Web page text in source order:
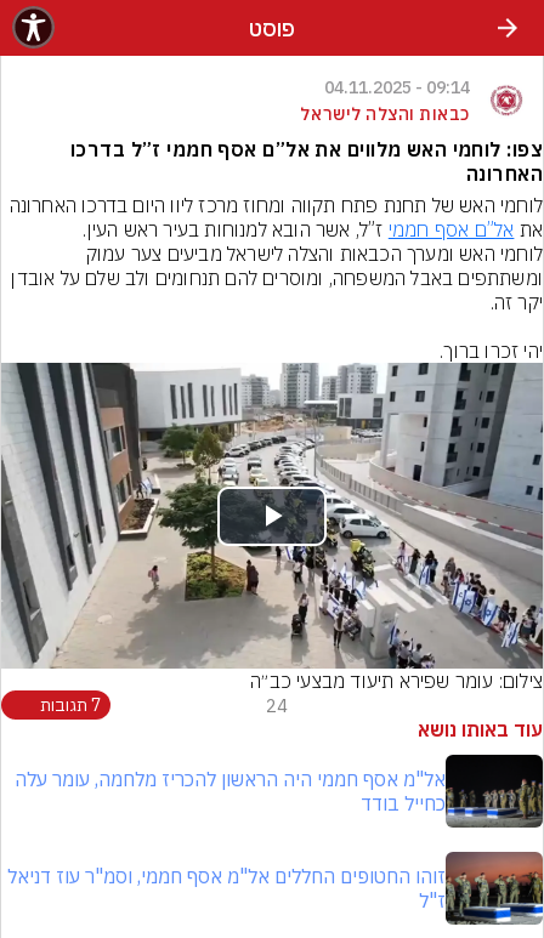
פוסט
09:14 - 04.11.2025
כבאות והצלה לישראל
צפו: לוחמי האש מלווים את אל”ם אסף חממי ז”ל בדרכו
האחרונה
את אל”ם אסף חממי
יהי זכרו ברוך.
Play
Video
צילום: עומר שפירא תיעוד מבצעי כב״ה
24 7 תגובות
עוד באותו נושא
אל"מ אסף חממי היה הראשון להכריז מלחמה, עומר עלה
כחייל בודד
זוהו החטופים החללים אל"מ אסף חממי, וסמ"ר עוז דניאל
ז"ל